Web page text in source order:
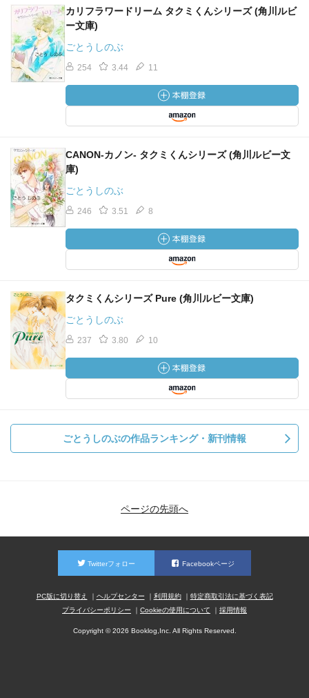
カリフラワードリーム タクミくんシリーズ (角川ルビ
ー文庫)
ごとうしのぶ
254 3.44 11
CANON-カノン- タクミくんシリーズ (角川ルビー文
庫)
ごとうしのぶ
246 3.51 8
タクミくんシリーズ Pure (角川ルビー文庫)
ごとうしのぶ
237 3.80 10
ごとうしのぶの作品ランキング・新刊情報
ページの先頭へ
Twitterフォロー Facebookページ
PC版に切り替え ヘルプセンター 利用規約
特定商取引法に基づく表記
プライバシーポリシー
Cookieの使用について 採用情報
Copyright © 2026 Booklog,Inc. All Rights Reserved.